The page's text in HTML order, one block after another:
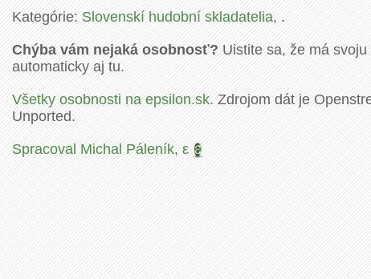
Kategórie:Slovenskí hudobní skladatelia, .
Chýba vám nejaká osobnosť?Uistite sa, že má
automaticky aj tu.
Všetky osobnosti na epsilon.sk.Zdrojom dát je
Unported.
Spracoval Michal Páleník,ε